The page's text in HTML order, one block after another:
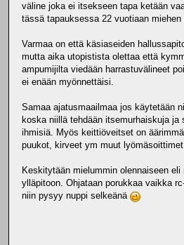
väline joka ei itsekseen tapa ketään
tässä tapauksessa 22 vuotiaan miehen
Varmaa on että käsiaseiden
mutta aika utopistista olettaa että
ampumijilta viedään harrastuvälineet
ei enään myönnettäisi.
Samaa ajatusmaailmaa jos käytetään
koska niillä tehdään itsemurhaiskuja ja
ihmisiä. Myös keittiöveitset on
puukot, kirveet ym muut
Keskitytään mielummin olennaiseen
ylläpitoon. Ohjataan porukkaa vaikka
niin pysyy nuppi selkeänä